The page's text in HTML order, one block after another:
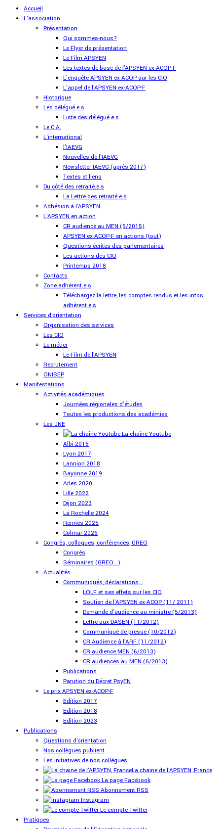
Accueil
L'association
Présentation
Qui sommes-nous?
Le Flyer de présentation
Le Film APSYEN
Les textes de base de l'APSYEN ex-ACOP-F
L'enquête APSYEN ex-ACOP sur les CIO
L'appel de l'APSYEN ex-ACOP-F
Historique
Les délégué.e.s
Liste des délégué.e.s
Le C.A.
L'international
l'IAEVG
Nouvelles de l'IAEVG
Newsletter IAEVG (après 2017)
Textes et liens
Du côté des retraité.e.s
La Lettre des retraité.e.s
Adhésion à l'APSYEN
L'APSYEN en action
CR audience au MEN (5/2015)
APSYEN ex-ACOP-F en actions (tout)
Questions écrites des parlementaires
Les actions des CIO
Printemps 2018
Contacts
Zone adhérent.e.s
Téléchargez la lettre, les comptes rendus et les infos
adhérent.e.s
Services d'orientation
Organisation des services
Les CIO
Le métier
Le Film de l'APSYEN
Recrutement
ONISEP
Manifestations
Activités académiques
Journées régionales d'études
Toutes les productions des académies
Les JNE
La chaine Youtube
Albi 2016
Lyon 2017
Lannion 2018
Bayonne 2019
Arles 2020
Lille 2022
Dijon 2023
La Rochelle 2024
Rennes 2025
Colmar 2026
Congrès, colloques, conférences, GREO
Congrès
Séminaires (GREO...)
Actualités
Communiqués, déclarations...
LOLF et ses effets sur les CIO
Soutien de l'APSYEN ex-ACOP (11/ 2011)
Demande d'audience au ministre (5/2013)
Lettre aux DASEN (11/2012)
Communiqué de presse (10/2012)
CR Audience à l'ARF (11/2012)
CR audience MEN (6/2013)
CR audiences au MEN (6/2013)
Publications
Parution du Décret PsyEN
Le prix APSYEN ex-ACOP-F
Edition 2017
Edition 2018
Edition 2023
Publications
Questions d'orientation
Nos collègues publient
Les initiatives de nos collègues
La chaine de l'APSYEN, France
La page Facebook
Abonnement RSS
Instagram
Le compte Twitter
Pratiques